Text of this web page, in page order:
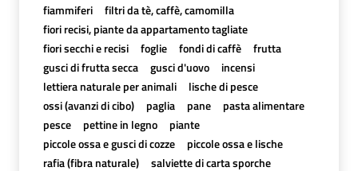
fiammiferi
filtri da tè, caffè, camomilla
fiori recisi, piante da appartamento tagliate
fiori secchi e recisi
foglie fondi di caffè
frutta
gusci di frutta secca
gusci d'uovo
incensi
lettiera naturale per animali
lische di pesce
ossi (avanzi di cibo)
paglia pane
pasta alimentare
pesce
pettine in legno
piante
piccole ossa e gusci di cozze
piccole ossa e lische
rafia (fibra naturale)
salviette di carta sporche